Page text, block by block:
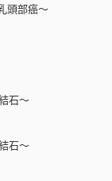
頭部癌～
石～
石～